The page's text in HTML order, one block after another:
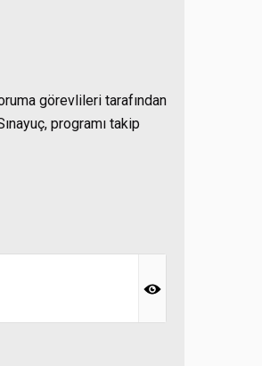
görevlileri tarafından
programı takip